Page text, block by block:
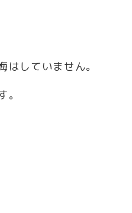
していません。